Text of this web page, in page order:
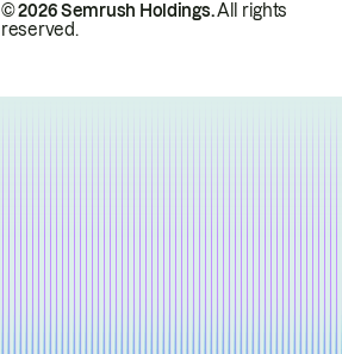
© 2026 Semrush Holdings.All rights
reserved.